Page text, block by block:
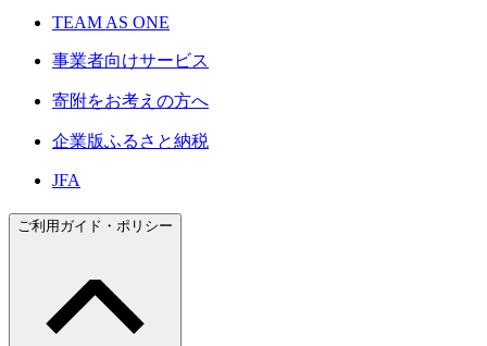
TEAM AS ONE
事業者向けサービス
寄附をお考えの方へ
企業版ふるさと納税
JFA
ご利用ガイド・ポリシー